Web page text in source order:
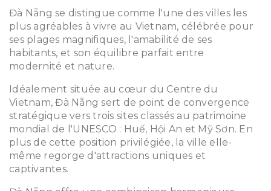
Đà Nẵng se distingue comme l'une des villes les
plus agréables à vivre au Vietnam, célébrée pour
ses plages magnifiques, l'amabilité de ses
habitants, et son équilibre parfait entre
modernité et nature.
Idéalement située au cœur du Centre du
Vietnam, Đà Nẵng sert de point de convergence
stratégique vers trois sites classés au patrimoine
mondial de l'UNESCO : Huế, Hội An et Mỹ Sơn. En
plus de cette position privilégiée, la ville elle-
même regorge d'attractions uniques et
captivantes.